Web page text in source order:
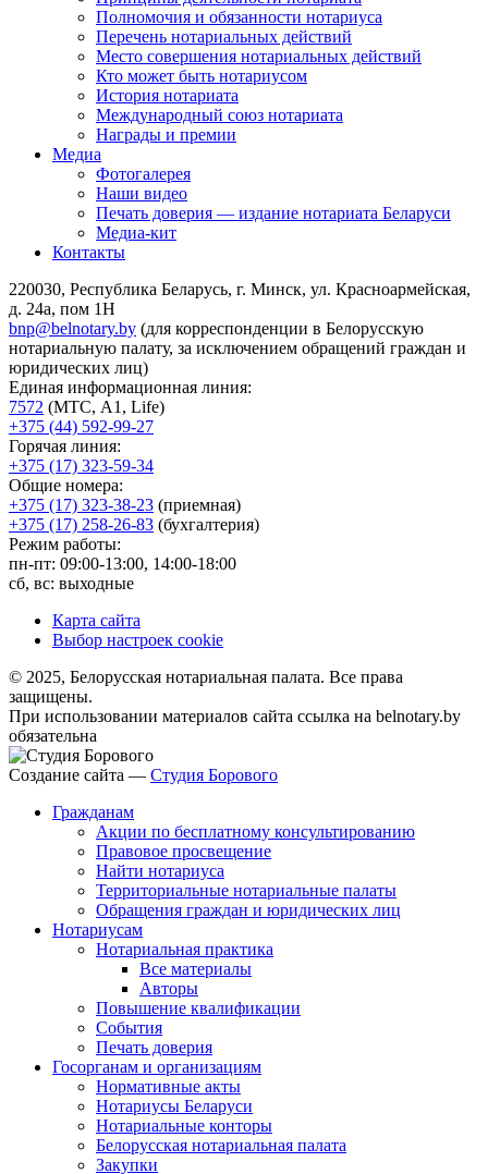
Полномочия и обязанности нотариуса
Перечень нотариальных действий
Место совершения нотариальных действий
Кто может быть нотариусом
История нотариата
Международный союз нотариата
Награды и премии
Медиа
Фотогалерея
Наши видео
Печать доверия — издание нотариата Беларуси
Медиа-кит
Контакты
220030, Республика Беларусь, г. Минск, ул. Красноармейская,
д. 24а, пом 1Н
bnp@belnotary.by (для корреспонденции в Белорусскую
нотариальную палату, за исключением обращений граждан и
юридических лиц)
Единая информационная линия:
7572 (МТС, A1, Life)
+375 (44) 592-99-27
Горячая линия:
+375 (17) 323-59-34
Общие номера:
+375 (17) 323-38-23 (приемная)
+375 (17) 258-26-83 (бухгалтерия)
Режим работы:
пн-пт: 09:00-13:00, 14:00-18:00
сб, вс: выходные
Карта сайта
Выбор настроек cookie
© 2025, Белорусская нотариальная палата. Все права
защищены.
При использовании материалов сайта ссылка на belnotary.by
обязательна
Создание сайта — Студия Борового
Гражданам
Акции по бесплатному консультированию
Правовое просвещение
Найти нотариуса
Территориальные нотариальные палаты
Обращения граждан и юридических лиц
Нотариусам
Нотариальная практика
Все материалы
Авторы
Повышение квалификации
События
Печать доверия
Госорганам и организациям
Нормативные акты
Нотариусы Беларуси
Нотариальные конторы
Белорусская нотариальная палата
Закупки